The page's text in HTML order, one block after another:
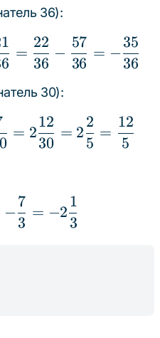
36):
\frac{11}{18} -
=
36
22
−
36
57
= −
36
35
30):
2\frac{1}{6} +
= 2
30
12
= 2
5
2
=
5
12
-\frac{35}{36} \cdot
−
3
7
= −2
3
1